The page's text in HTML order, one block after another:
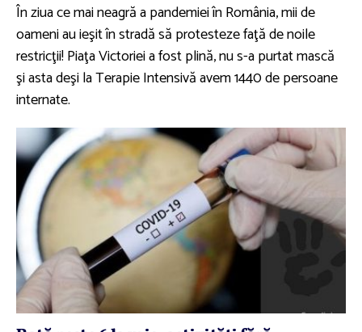
În ziua ce mai neagră a pandemiei în România, mii de
oameni au ieşit în stradă să protesteze faţă de noile
restricţii! Piaţa Victoriei a fost plină, nu s-a purtat mască
şi asta deşi la Terapie Intensivă avem 1440 de persoane
internate.